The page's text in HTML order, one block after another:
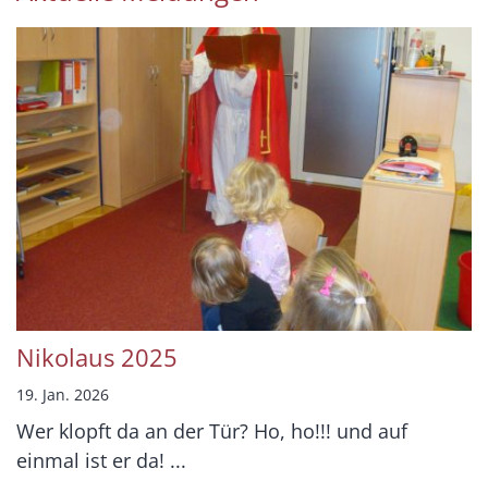
Nikolaus 2025
19. Jan. 2026
Wer klopft da an der Tür? Ho, ho!!! und auf
einmal ist er da! ...